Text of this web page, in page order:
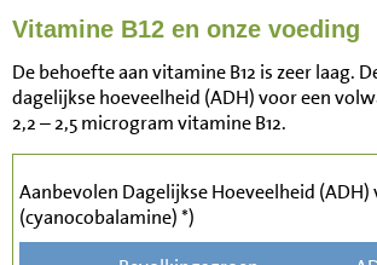
Vitamine B12 en onze voeding
De behoefte aan vitamine B12 is zeer laag.
dagelijkse hoeveelheid (ADH) voor een
2,2 – 2,5 microgram vitamine B12.
Aanbevolen Dagelijkse Hoeveelheid (ADH)
(cyanocobalamine) *)